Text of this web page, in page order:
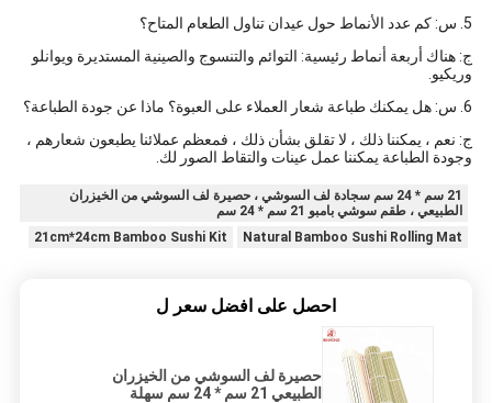
5. س: كم عدد الأنماط حول عيدان تناول الطعام المتاح؟
ج: هناك أربعة أنماط رئيسية: التوائم والتنسوج والصينية المستديرة ويوانلو
وريكيو.
6. س: هل يمكنك طباعة شعار العملاء على العبوة؟ ماذا عن جودة الطباعة؟
ج: نعم ، يمكننا ذلك ، لا تقلق بشأن ذلك ، فمعظم عملائنا يطبعون شعارهم ،
وجودة الطباعة يمكننا عمل عينات والتقاط الصور لك.
21 سم * 24 سم سجادة لف السوشي ، حصيرة لف السوشي من الخيزران
الطبيعي ، طقم سوشي بامبو 21 سم * 24 سم
Natural Bamboo Sushi Rolling Mat
21cm*24cm Bamboo Sushi Kit
احصل على افضل سعر ل
حصيرة لف السوشي من الخيزران
الطبيعي 21 سم * 24 سم سهلة